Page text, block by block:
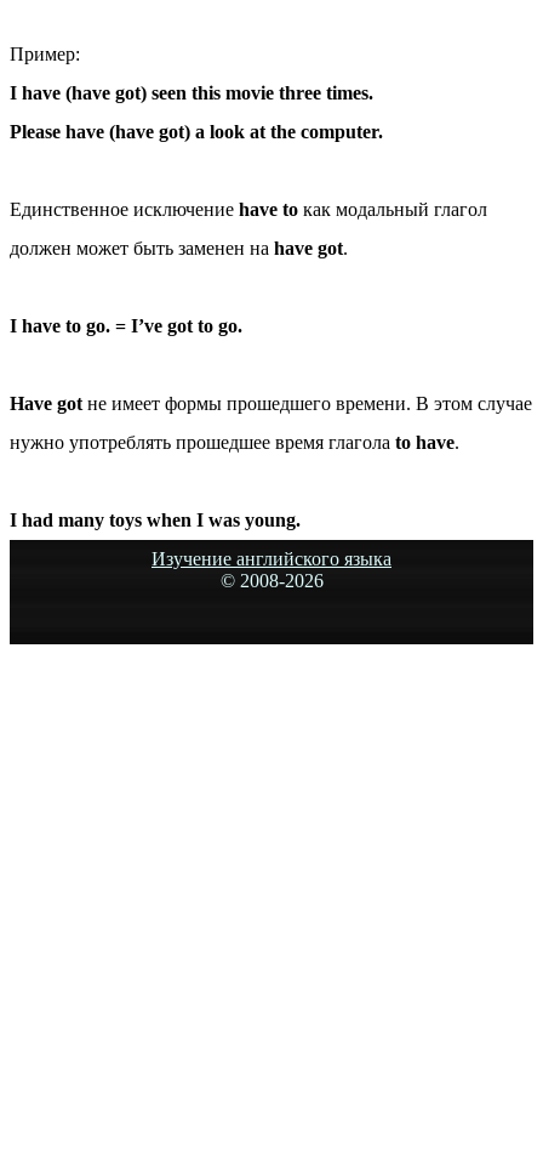
Пример:
I have (have got) seen this movie three times.
Please have (have got) a look at the computer.
Единственное исключение have to как модальный глагол
должен может быть заменен на have got.
I have to go. = I’ve got to go.
Have got не имеет формы прошедшего времени. В этом случае
нужно употреблять прошедшее время глагола to have.
I had many toys when I was young.
Изучение английского языка
© 2008-2026